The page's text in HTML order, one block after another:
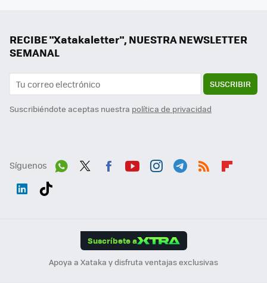
RECIBE "Xatakaletter", NUESTRA NEWSLETTER
SEMANAL
SUSCRIBIR
Suscribiéndote aceptas nuestra política de privacidad
Síguenos
Suscríbete a
Apoya a Xataka y disfruta ventajas exclusivas